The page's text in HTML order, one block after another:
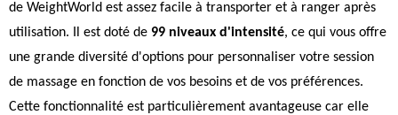
de WeightWorld est assez facile à transporter et à ranger après
utilisation. Il est doté de 99 niveaux d'intensité, ce qui vous offre
une grande diversité d'options pour personnaliser votre session
de massage en fonction de vos besoins et de vos préférences.
Cette fonctionnalité est particulièrement avantageuse car elle